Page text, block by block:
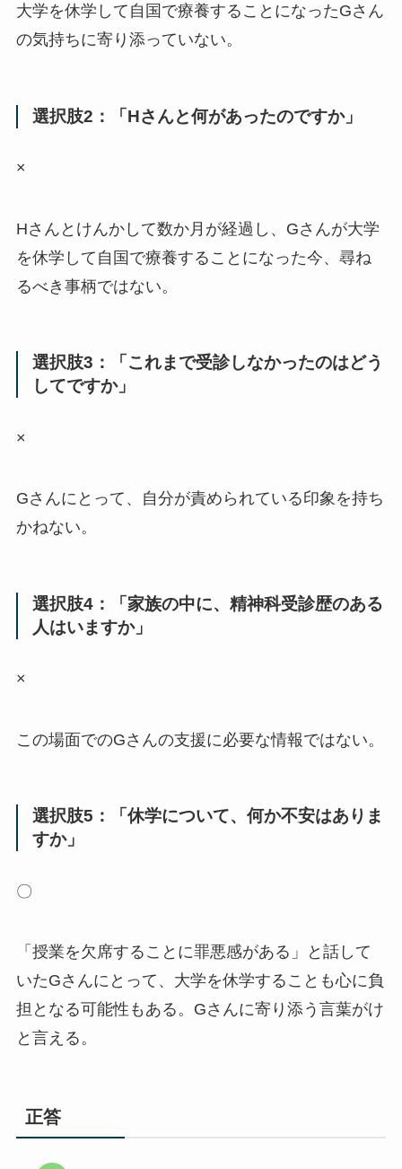
大学を休学して自国で療養することになったGさん
の気持ちに寄り添っていない。
選択肢2：「Hさんと何があったのですか」
×
Hさんとけんかして数か月が経過し、Gさんが大学
を休学して自国で療養することになった今、尋ね
るべき事柄ではない。
選択肢3：「これまで受診しなかったのはどう
してですか」
×
Gさんにとって、自分が責められている印象を持ち
かねない。
選択肢4：「家族の中に、精神科受診歴のある
人はいますか」
×
この場面でのGさんの支援に必要な情報ではない。
選択肢5：「休学について、何か不安はありま
すか」
〇
「授業を欠席することに罪悪感がある」と話して
いたGさんにとって、大学を休学することも心に負
担となる可能性もある。Gさんに寄り添う言葉がけ
と言える。
正答